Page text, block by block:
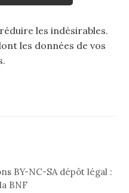
les indésirables.
les données de vos
.
BY-NC-SA dépôt légal :
BNF